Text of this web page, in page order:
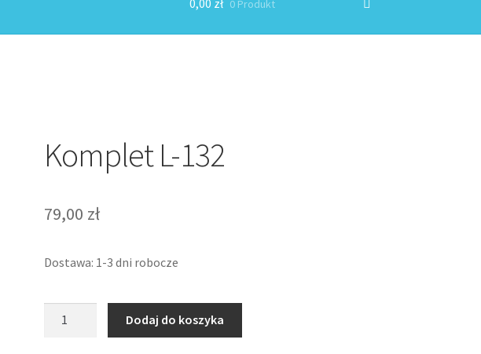
0,00 zł 0 Produkt
Komplet L-132
79,00 zł
Dostawa: 1-3 dni robocze
Dodaj do koszyka